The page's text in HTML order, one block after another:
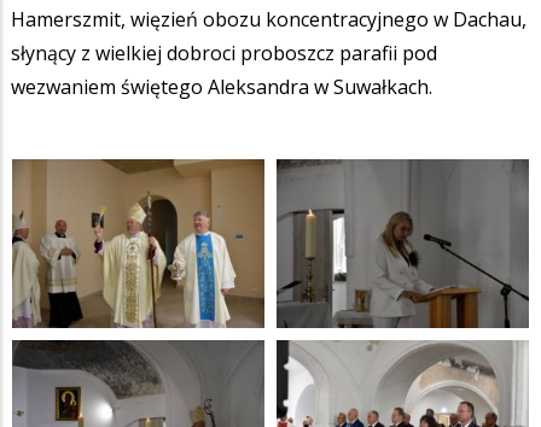
Hamerszmit, więzień obozu koncentracyjnego w Dachau,
słynący z wielkiej dobroci proboszcz parafii pod
wezwaniem świętego Aleksandra w Suwałkach.